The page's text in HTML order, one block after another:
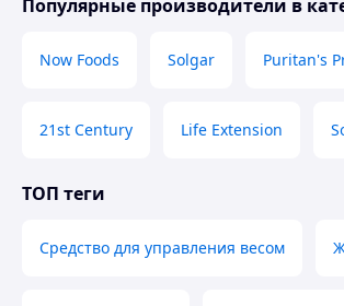
Популярные производители в
Now Foods Solgar Puritan's
21st Century Life Extension
ТОП теги
Средство для управления весом